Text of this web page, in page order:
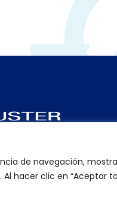
de navegación,
hacer clic en “Aceptar